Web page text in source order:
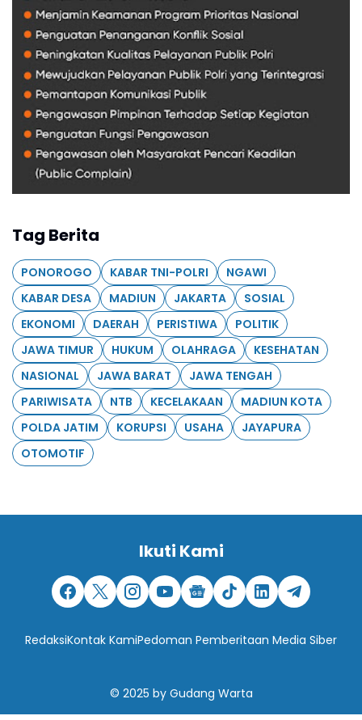
Tag Berita
PONOROGO KABAR TNI-POLRI
NGAWI
KABAR DESA
MADIUN JAKARTA
SOSIAL
EKONOMI
DAERAH PERISTIWA
POLITIK
JAWA TIMUR
HUKUM OLAHRAGA
KESEHATAN
NASIONAL
JAWA BARAT
JAWA TENGAH
PARIWISATA
NTB KECELAKAAN
MADIUN KOTA
POLDA JATIM
KORUPSI USAHA
JAYAPURA
OTOMOTIF
Ikuti Kami
RedaksiKontak KamiPedoman Pemberitaan Media Siber
© 2025 by Gudang Warta